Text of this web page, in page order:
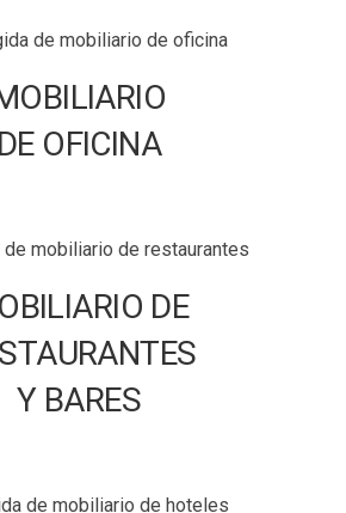
DE OFICINA
DE
Y BARES